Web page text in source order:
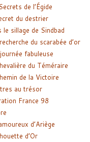
de l’Égide
du destrier
le sillage de Sindbad
du scarabée d’or
fabuleuse
du Téméraire
de la Victoire
au trésor
France 98
d’Ariège
d’Or